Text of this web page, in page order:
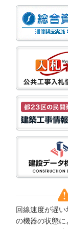
から通常通り
ます。
2025/12/22
●年末年始に伴
新停止のお知
建設資料館を
だき、誠に有
ます。
下記の期間に
て、弊社休業
更新を停止さ
きます。
【期間】１２
(土)～１月４日(
上記の期間、
がされません
承のほど、よ
なお、情報は１
(月)より登録さ
2025/08/04
回線速度が遅い
の機器の状態に